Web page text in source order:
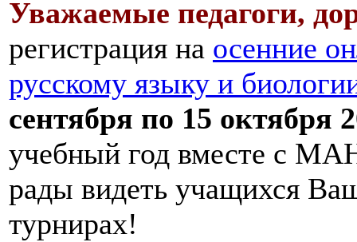
Уважаемые педагоги,
регистрация на осенние
русскому языку и
сентября по 15 октября
учебный год вместе с
рады видеть учащихся
турнирах!